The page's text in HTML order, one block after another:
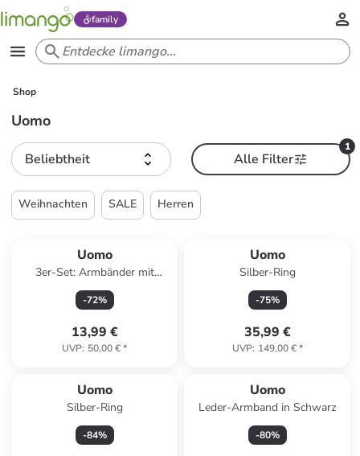
family
Shop
Uomo
Beliebtheit
1
Alle Filter
Weihnachten SALE Herren
Uomo
3er-Set: Armbänder mit
Edelsteinen
-72%
13,99 €
UVP: 50,00 €*
Uomo
Silber-Ring
-75%
35,99 €
UVP: 149,00 €*
Uomo
Silber-Ring
-84%
Uomo
Leder-Armband in Schwarz
-80%